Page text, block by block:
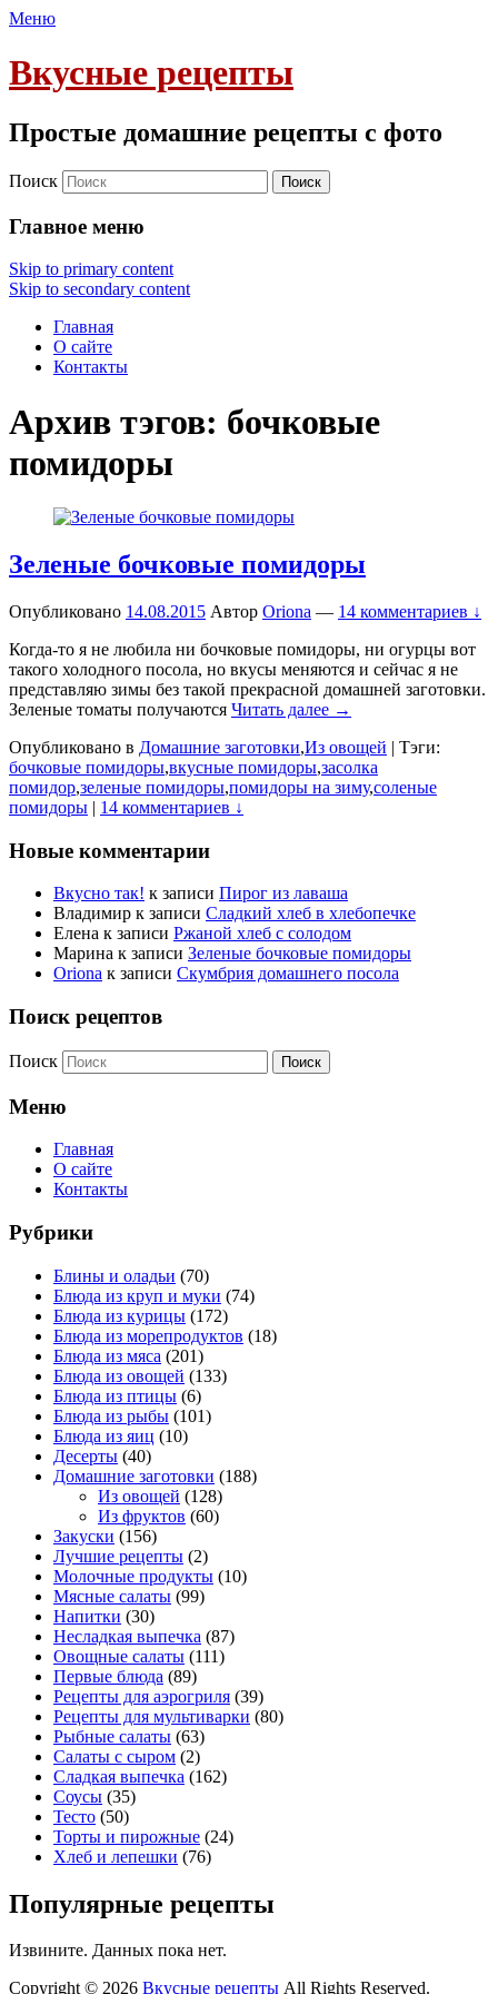
Меню
Вкусные рецепты
Простые домашние рецепты с фото
Поиск
Главное меню
Skip to primary content
Skip to secondary content
Главная
О сайте
Контакты
Архив тэгов: бочковые
помидоры
Зеленые бочковые помидоры
Опубликовано 14.08.2015 Автор Oriona — 14 комментариев ↓
Когда-то я не любила ни бочковые помидоры, ни огурцы вот
такого холодного посола, но вкусы меняются и сейчас я не
представляю зимы без такой прекрасной домашней заготовки.
Зеленые томаты получаются Читать далее →
Опубликовано в Домашние заготовки,Из овощей | Тэги:
бочковые помидоры,вкусные помидоры,засолка
помидор,зеленые помидоры,помидоры на зиму,соленые
помидоры | 14 комментариев ↓
Новые комментарии
Вкусно так! к записи Пирог из лаваша
Владимир к записи Сладкий хлеб в хлебопечке
Елена к записи Ржаной хлеб с солодом
Марина к записи Зеленые бочковые помидоры
Oriona к записи Скумбрия домашнего посола
Поиск рецептов
Поиск
Меню
Главная
О сайте
Контакты
Рубрики
Блины и оладьи (70)
Блюда из круп и муки (74)
Блюда из курицы (172)
Блюда из морепродуктов (18)
Блюда из мяса (201)
Блюда из овощей (133)
Блюда из птицы (6)
Блюда из рыбы (101)
Блюда из яиц (10)
Десерты (40)
Домашние заготовки (188)
Из овощей (128)
Из фруктов (60)
Закуски (156)
Лучшие рецепты (2)
Молочные продукты (10)
Мясные салаты (99)
Напитки (30)
Несладкая выпечка (87)
Овощные салаты (111)
Первые блюда (89)
Рецепты для аэрогриля (39)
Рецепты для мультиварки (80)
Рыбные салаты (63)
Салаты с сыром (2)
Сладкая выпечка (162)
Соусы (35)
Тесто (50)
Торты и пирожные (24)
Хлеб и лепешки (76)
Популярные рецепты
Извините. Данных пока нет.
Copyright © 2026 Вкусные рецепты All Rights Reserved.